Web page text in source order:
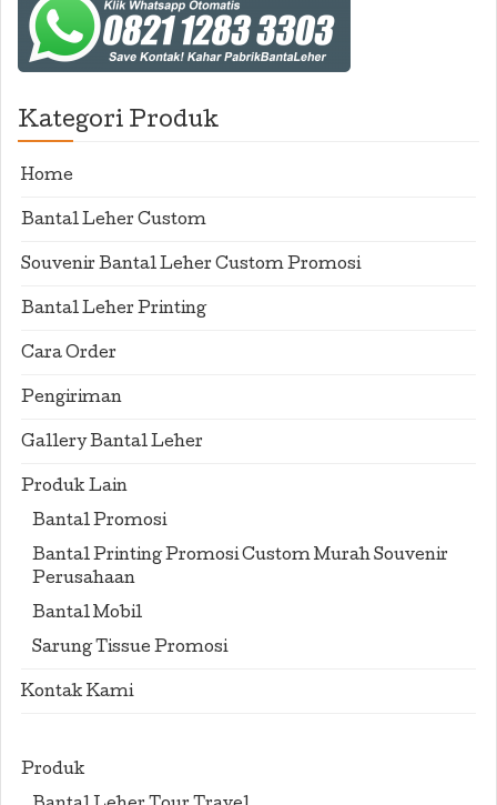
Kategori Produk
Home
Bantal Leher Custom
Souvenir Bantal Leher Custom Promosi
Bantal Leher Printing
Cara Order
Pengiriman
Gallery Bantal Leher
Produk Lain
Bantal Promosi
Bantal Printing Promosi Custom Murah Souvenir
Perusahaan
Bantal Mobil
Sarung Tissue Promosi
Kontak Kami
Produk